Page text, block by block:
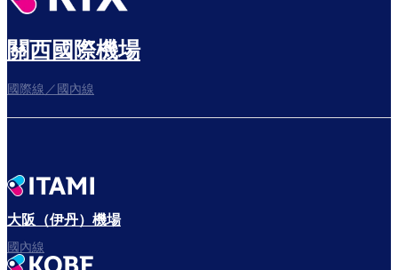
出發啦！
關西國際機場
國際線／國內線
大阪（伊丹）機場
國內線